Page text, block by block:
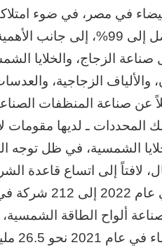
في عدة مناطق، يتمتع بنسبة نقاء
الزجاج، والخلايا
الزجاجية،
عن صناعة المنظفات
المحددات ـ لديها مقومات
الشمسية، في ظل توجه
لافتاً إلى اتساع قاعدة